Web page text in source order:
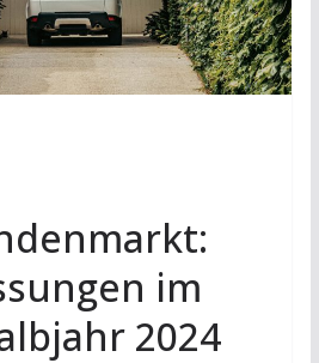
im
2024